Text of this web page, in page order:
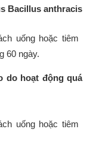
Bacillus anthracis
uống hoặc tiêm
60 ngày.
do hoạt động quá
uống hoặc tiêm